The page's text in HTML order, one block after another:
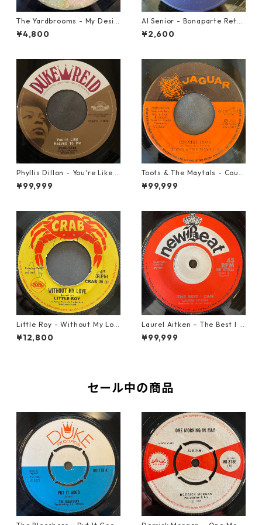
The Yardbrooms - My Desir
e【7-21922】
¥4,800
Al Senior - Bonaparte Retre
at【7-21861】
¥2,600
Phyllis Dillon - You're Like H
eaven To Me【7-21913】
¥99,999
Toots & The Maytals - Coun
try Road【7-21951】
¥99,999
Little Roy - Without My Lov
e【7-21990】
¥12,800
Laurel Aitken ‎– The Best I C
an【7-22012】
¥99,999
セール中の商品